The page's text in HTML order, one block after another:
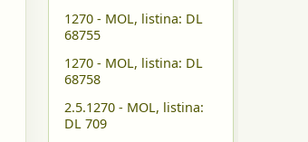
1270 - MOL, listina: DL
68755
1270 - MOL, listina: DL
68758
2.5.1270 - MOL, listina:
DL 709